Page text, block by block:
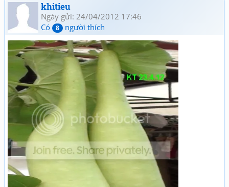
khitieu
Ngày gửi: 24/04/2012 17:46
Có
8 người thích